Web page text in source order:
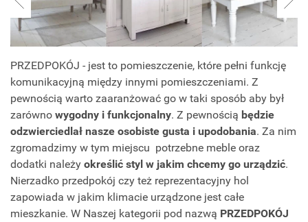
PRZEDPOKÓJ - jest to pomieszczenie, które pełni funkcję
komunikacyjną między innymi pomieszczeniami. Z
pewnością warto zaaranżować go w taki sposób aby był
zarówno wygodny i funkcjonalny. Z pewnością będzie
odzwierciedlał nasze osobiste gusta i upodobania. Za nim
zgromadzimy w tym miejscu potrzebne meble oraz
dodatki należy określić styl w jakim chcemy go urządzić.
Nierzadko przedpokój czy też reprezentacyjny hol
zapowiada w jakim klimacie urządzone jest całe
mieszkanie. W Naszej kategorii pod nazwą PRZEDPOKÓJ